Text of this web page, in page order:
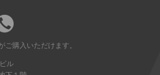
購入いただけます。
ル